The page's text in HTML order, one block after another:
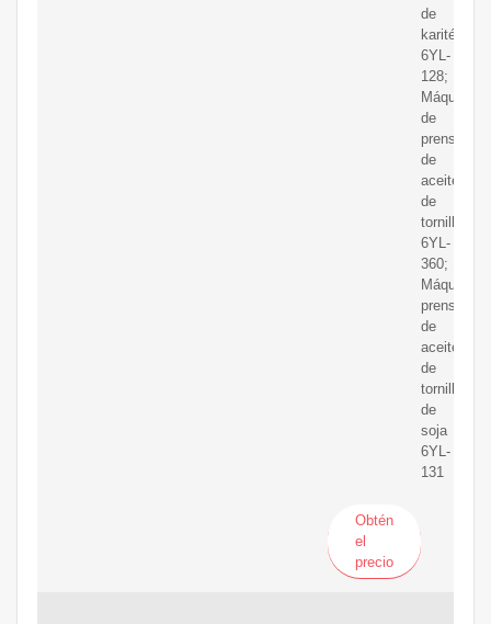
de
karité
6YL-
128;
Máquina
de
prensa
de
aceite
de
tornillo
6YL-
360;
Máquina
prensadora
de
aceite
de
tornillo
de
soja
6YL-
131
Obtén
el
precio